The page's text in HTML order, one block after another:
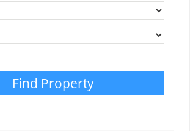
Find Property